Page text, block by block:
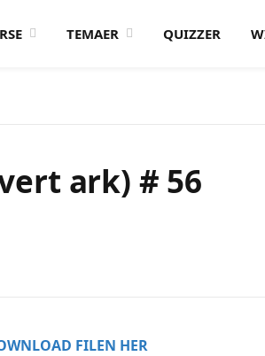
TEMAER QUIZZER
ark) # 56
FILEN HER